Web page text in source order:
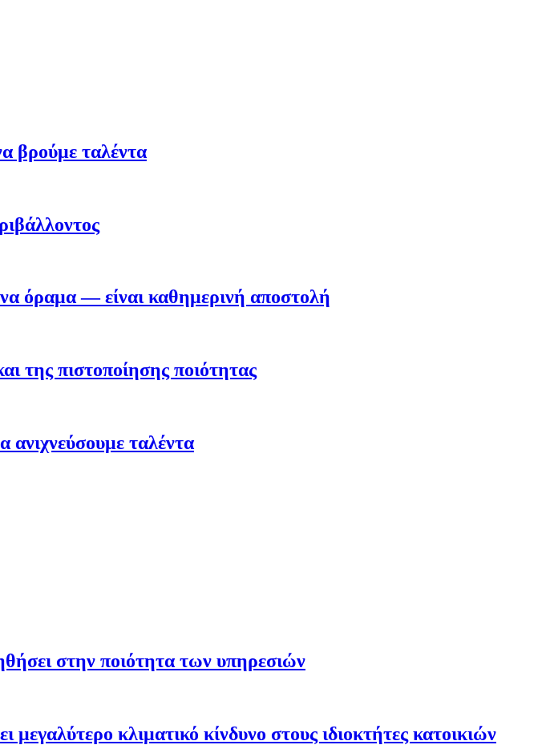
βρούμε ταλέντα
όραμα — είναι καθημερινή αποστολή
της πιστοποίησης ποιότητας
ταλέντα
στην ποιότητα των υπηρεσιών
κλιματικό κίνδυνο στους ιδιοκτήτες κατοικιών